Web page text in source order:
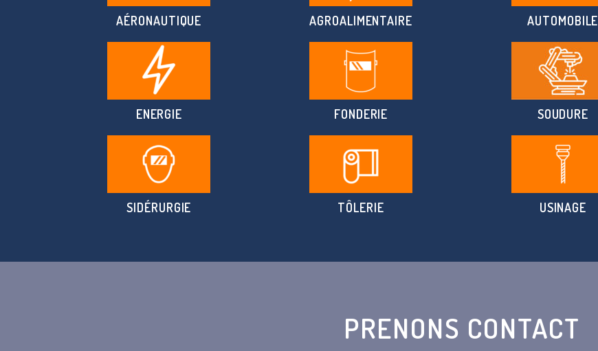
AÉRONAUTIQUE AGROALIMENTAIRE AUTOMOBILE
ENERGIE FONDERIE SOUDURE
SIDÉRURGIE TÔLERIE USINAGE
PRENONS CONTACT